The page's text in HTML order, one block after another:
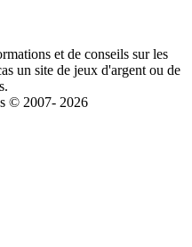
et de conseils sur les
un site de jeux d'argent ou de
© 2007- 2026